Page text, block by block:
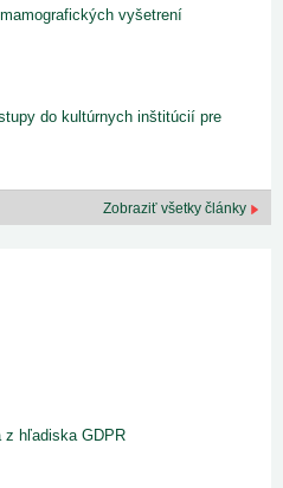
vyšetrení
do kultúrnych inštitúcií pre
Zobraziť všetky články
z hľadiska GDPR